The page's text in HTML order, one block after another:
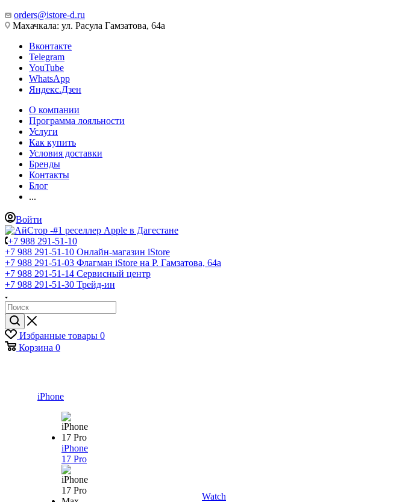
orders@istore-d.ru
Махачкала: ул. Расула Гамзатова, 64а
Вконтакте
Telegram
YouTube
WhatsApp
Яндекс.Дзен
О компании
Программа лояльности
Услуги
Как купить
Условия доставки
Бренды
Контакты
Блог
...
Войти
+7 988 291-51-10
+7 988 291-51-10 Онлайн-магазин iStore
+7 988 291-51-03 Флагман iStore на Р. Гамзатова, 64а
+7 988 291-51-14 Сервисный центр
+7 988 291-51-30 Трейд-ин
Избранные товары 0
Корзина 0
iPhone
iPhone
17 Pro
Watch